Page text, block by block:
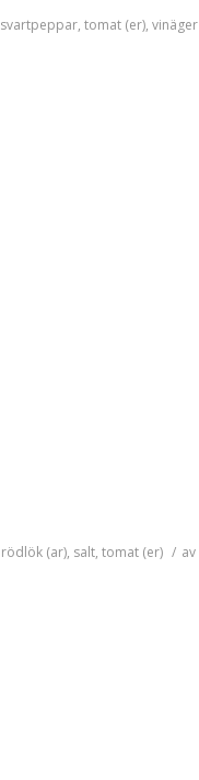
svartpeppar, tomat (er), vinäger
rödlök (ar), salt, tomat (er) / av